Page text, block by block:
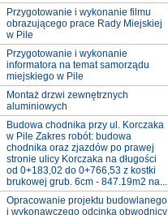
Przygotowanie i wykonanie filmu
obrazującego prace Rady Miejskiej
w Pile
Przygotowanie i wykonanie
informatora na temat samorządu
miejskiego w Pile
Montaż drzwi zewnętrznych
aluminiowych
Budowa chodnika przy ul. Korczaka
w Pile Zakres robót: budowa
chodnika oraz zjazdów po prawej
stronie ulicy Korczaka na długości
od 0+183,02 do 0+766,53 z kostki
brukowej grub. 6cm - 847.19m2 na...
Opracowanie projektu budowlanego
i wykonawczego odcinka obwodnicy